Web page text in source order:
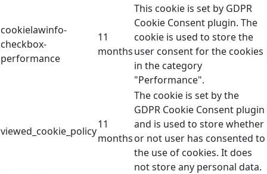
cookielawinfo-
checkbox-
performance
11
months
This cookie is set by GDPR
Cookie Consent plugin. The
cookie is used to store the
user consent for the cookies
in the category
"Performance".
viewed_cookie_policy
11
months
The cookie is set by the
GDPR Cookie Consent plugin
and is used to store whether
or not user has consented to
the use of cookies. It does
not store any personal data.